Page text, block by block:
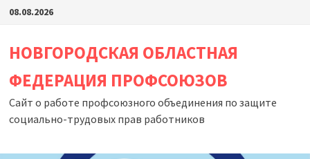
Перейти
содержимому
08.08.2026
НОВГОРОДСКАЯ ОБЛАСТНАЯ
ФЕДЕРАЦИЯ ПРОФСОЮЗОВ
Сайт о работе профсоюзного объединения по защите
социально-трудовых прав работников